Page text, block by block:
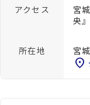
マイホームを
アクセス
宮
央
所在地 宮
location_on